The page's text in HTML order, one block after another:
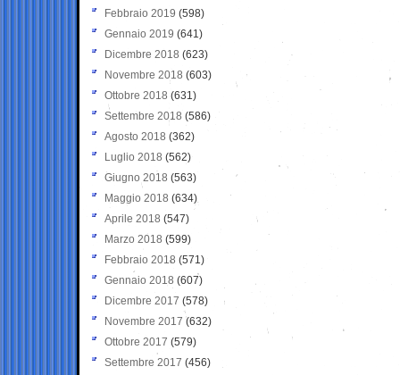
Febbraio 2019 (598)
Gennaio 2019 (641)
Dicembre 2018 (623)
Novembre 2018 (603)
Ottobre 2018 (631)
Settembre 2018 (586)
Agosto 2018 (362)
Luglio 2018 (562)
Giugno 2018 (563)
Maggio 2018 (634)
Aprile 2018 (547)
Marzo 2018 (599)
Febbraio 2018 (571)
Gennaio 2018 (607)
Dicembre 2017 (578)
Novembre 2017 (632)
Ottobre 2017 (579)
Settembre 2017 (456)